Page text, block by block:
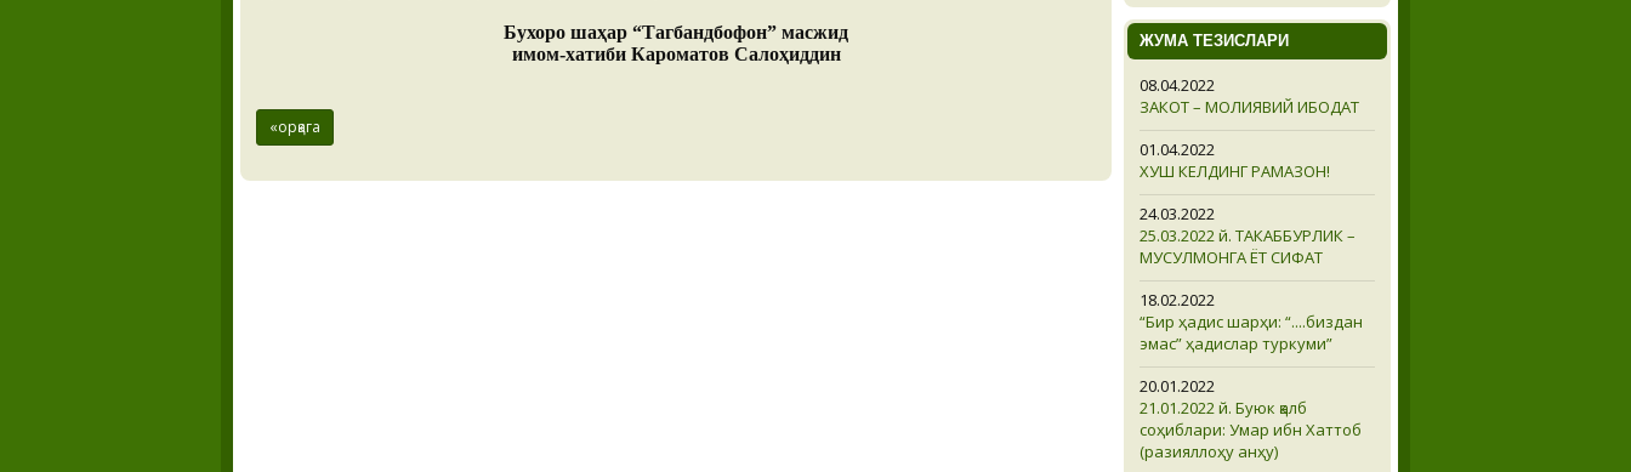
Бухоро шаҳар “Тагбандбофон” масжид
имом-хатиби Кароматов Салоҳиддин
«орқага
ЖУМА ТЕЗИСЛАРИ
08.04.2022
ЗАКОТ – МОЛИЯВИЙ ИБОДАТ
01.04.2022
ХУШ КЕЛДИНГ РАМАЗОН!
24.03.2022
25.03.2022 й. ТАКАББУРЛИК –
МУСУЛМОНГА ЁТ СИФАТ
18.02.2022
“Бир ҳадис шарҳи: “....биздан
эмас” ҳадислар туркуми”
20.01.2022
21.01.2022 й. Буюк қалб
соҳиблари: Умар ибн Хаттоб
(разияллоҳу анҳу)